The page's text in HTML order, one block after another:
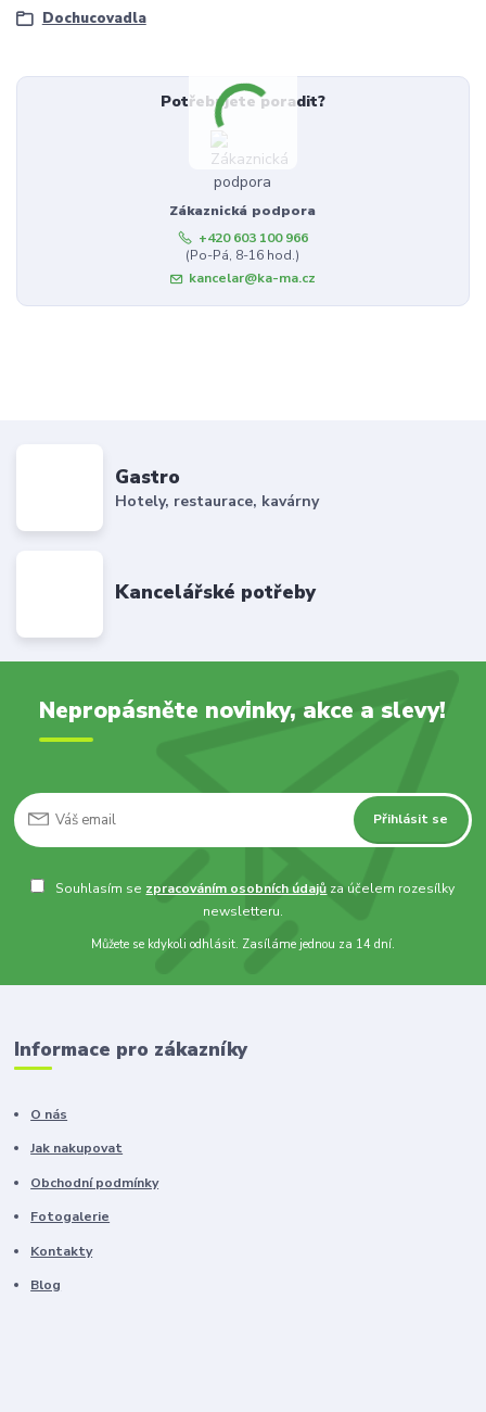
Dochucovadla
Potřebujete poradit?
Zákaznická podpora
+420 603 100 966
(Po-Pá, 8-16 hod.)
kancelar@ka-ma.cz
Gastro
Hotely, restaurace, kavárny
Kancelářské potřeby
Nepropásněte novinky, akce a slevy!
Přihlásit se
Souhlasím se zpracováním osobních údajů za účelem rozesílky
newsletteru.
Můžete se kdykoli odhlásit. Zasíláme jednou za 14 dní.
Informace pro zákazníky
O nás
Jak nakupovat
Obchodní podmínky
Fotogalerie
Kontakty
Blog